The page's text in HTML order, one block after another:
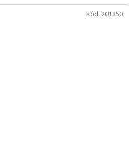
Kód: 201850